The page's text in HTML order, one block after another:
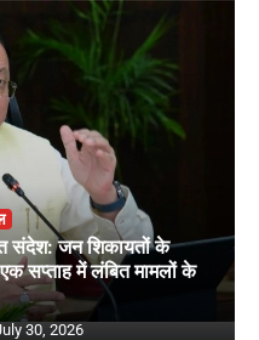
संदेश: जन शिकायतों के
एक सप्ताह में लंबित मामलों के
30, 2026